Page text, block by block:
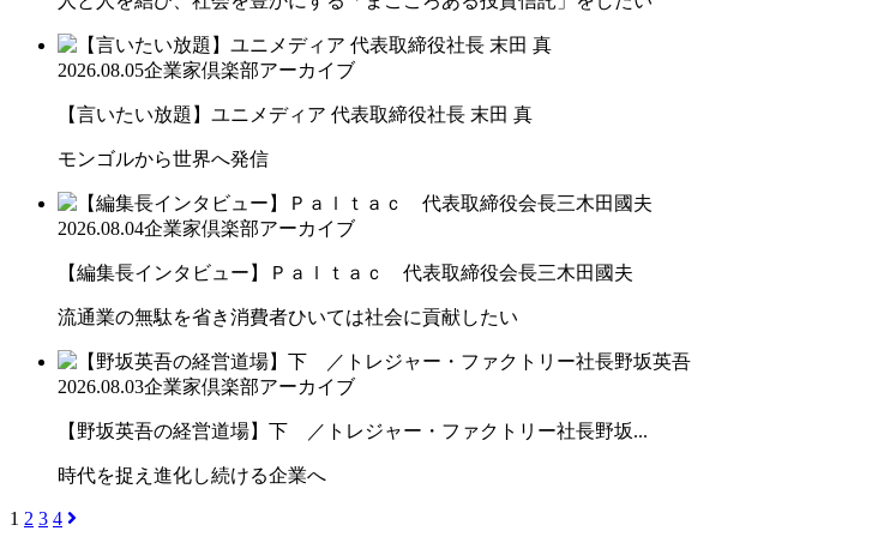
2026.08.05企業家倶楽部アーカイブ
【言いたい放題】ユニメディア 代表取締役社長 末田 真
モンゴルから世界へ発信
2026.08.04企業家倶楽部アーカイブ
【編集長インタビュー】Ｐａｌｔａｃ 代表取締役会長三木田國夫
流通業の無駄を省き消費者ひいては社会に貢献したい
2026.08.03企業家倶楽部アーカイブ
【野坂英吾の経営道場】下 ／トレジャー・ファクトリー社長野坂...
時代を捉え進化し続ける企業へ
1 2 3 4